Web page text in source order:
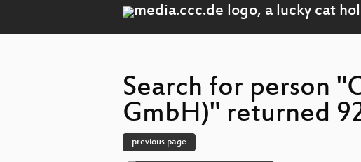
Search for person
GmbH)" returned
previous page